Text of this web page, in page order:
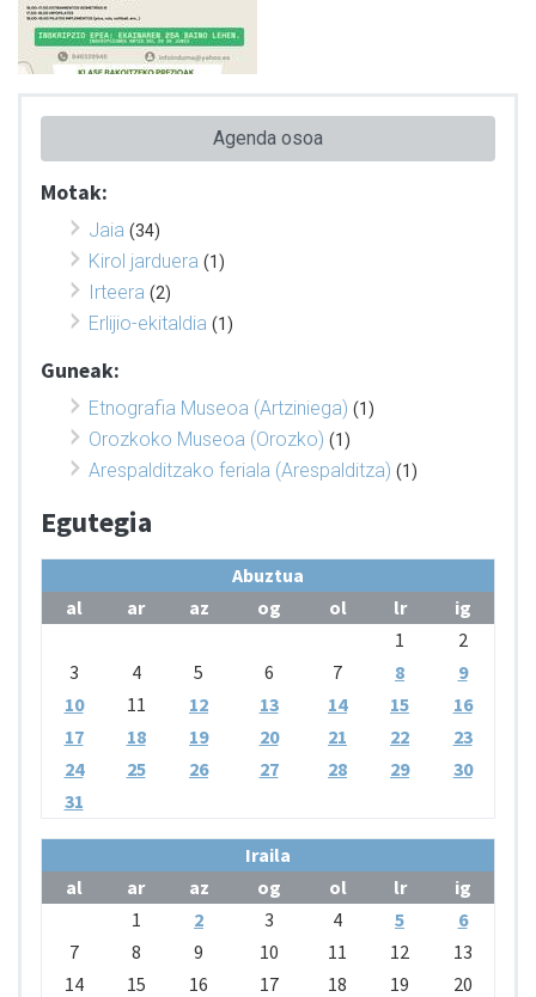
Agenda osoa
Motak:
Jaia (34)
Kirol jarduera (1)
Irteera (2)
Erlijio-ekitaldia (1)
Guneak:
Etnografia Museoa (Artziniega) (1)
Orozkoko Museoa (Orozko) (1)
Arespalditzako feriala (Arespalditza) (1)
Egutegia
Abuztua
al
ar az og ol lr
ig
1
2
3
4 5 6 7 8
9
10
11 12 13 14 15
16
17
18 19 20 21 22
23
24
25 26 27 28 29
30
31
Iraila
al
ar az og ol lr
ig
1
2 3 4 5
6
7
8 9 10 11 12
13
14
15 16 17 18 19
20